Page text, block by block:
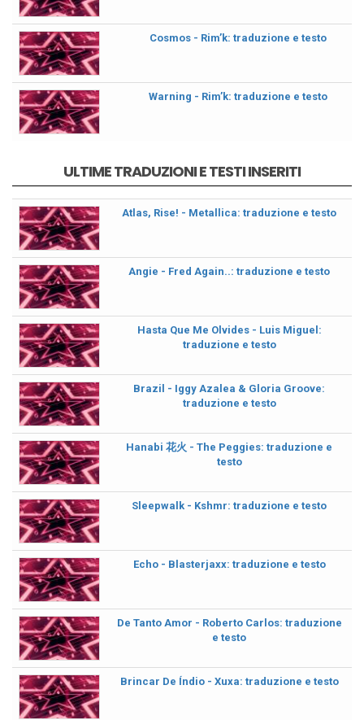
Cosmos - Rim’k: traduzione e testo
Warning - Rim’k: traduzione e testo
ULTIME TRADUZIONI E TESTI INSERITI
Atlas, Rise! - Metallica: traduzione e testo
Angie - Fred Again..: traduzione e testo
Hasta Que Me Olvides - Luis Miguel:
traduzione e testo
Brazil - Iggy Azalea & Gloria Groove:
traduzione e testo
Hanabi 花火 - The Peggies: traduzione e
testo
Sleepwalk - Kshmr: traduzione e testo
Echo - Blasterjaxx: traduzione e testo
De Tanto Amor - Roberto Carlos: traduzione
e testo
Brincar De Índio - Xuxa: traduzione e testo